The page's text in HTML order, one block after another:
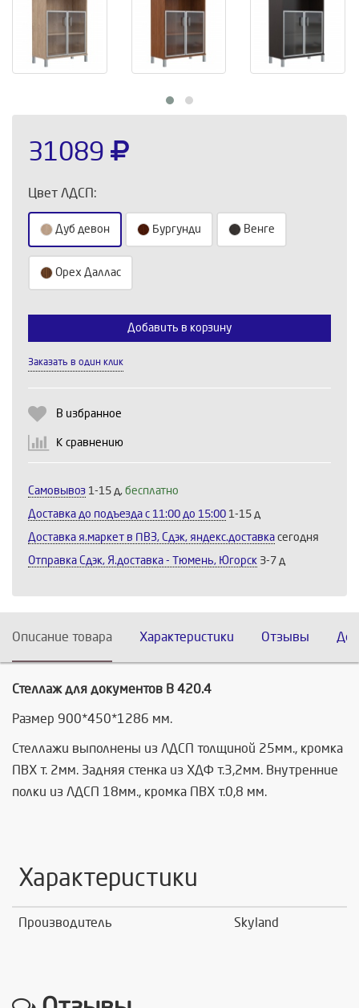
31089
Цвет ЛДСП:
Дуб девон Бургунди Венге
Орех Даллас
Выберите количество:
Продолжить Отмена
Добавить в корзину
Заказать в один клик
В избранное
К сравнению
Самовывоз 1-15 д, бесплатно
Доставка до подъезда c 11:00 до 15:00 1-15 д
Доставка я.маркет в ПВЗ, Сдэк, яндекс.доставка сегодня
Отправка Сдэк, Я.доставка - Тюмень, Югорск 3-7 д
Описание товара Характеристики Отзывы
Стеллаж для документов В 420.4
Размер 900*450*1286 мм.
Стеллажи выполнены из ЛДСП толщиной 25мм., кромка
ПВХ т. 2мм. Задняя стенка из ХДФ т.3,2мм. Внутренние
полки из ЛДСП 18мм., кромка ПВХ т.0,8 мм.
Характеристики
Производитель Skyland